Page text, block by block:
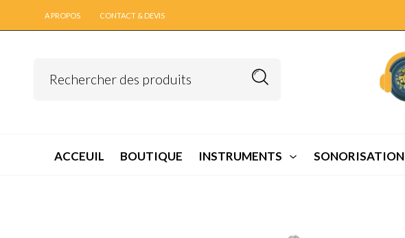
A PROPOS CONTACT & DEVIS
ACCEUIL BOUTIQUE INSTRUMENTS SONORISATION